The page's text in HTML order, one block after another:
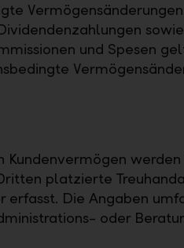
und Spesen
Kundenvermögen
platzierte
Die Angaben
oder